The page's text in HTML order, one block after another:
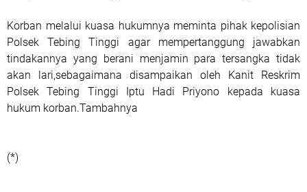
Korban melalui kuasa hukumnya meminta pihak kepolisian
Polsek Tebing Tinggi agar mempertanggung jawabkan
tindakannya yang berani menjamin para tersangka tidak
akan lari,sebagaimana disampaikan oleh Kanit Reskrim
Polsek Tebing Tinggi Iptu Hadi Priyono kepada kuasa
hukum korban.Tambahnya
(*)